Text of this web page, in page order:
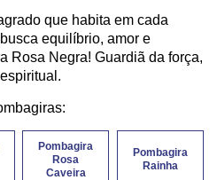
que habita em cada
equilíbrio, amor e
Rosa Negra! Guardiã da força,
Pombagira
Rosa
Caveira
Pombagira
Rainha